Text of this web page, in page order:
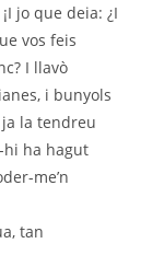
jo que deia: ¿I
vos feis
I llavò
i bunyols
la tendreu
hi ha hagut
me’n
tan